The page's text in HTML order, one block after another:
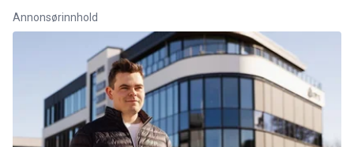
Annonsørinnhold